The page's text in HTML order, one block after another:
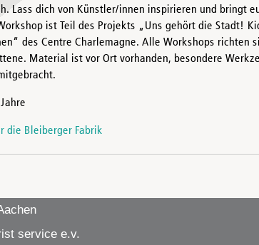
Lass dich von Künstler/innen inspirieren und bringt
ist Teil des Projekts „Uns gehört die Stadt!
des Centre Charlemagne. Alle Workshops richten
Material ist vor Ort vorhanden, besondere
die Bleiberger Fabrik
service e.v.